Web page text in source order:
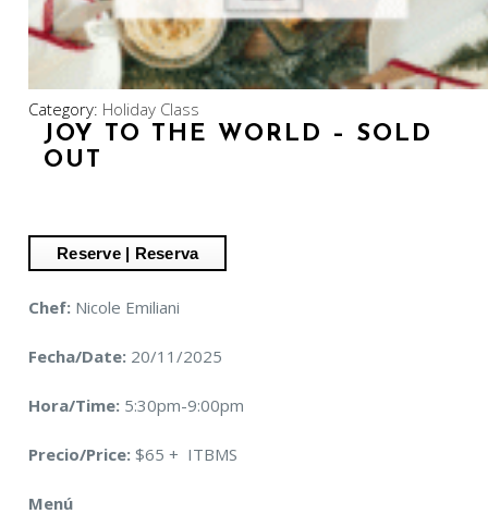
Category: Holiday Class
JOY TO THE WORLD – SOLD
OUT
Chef: Nicole Emiliani
Fecha/Date: 20/11/2025
Hora/Time: 5:30pm-9:00pm
Precio/Price: $65 + ITBMS
Menú